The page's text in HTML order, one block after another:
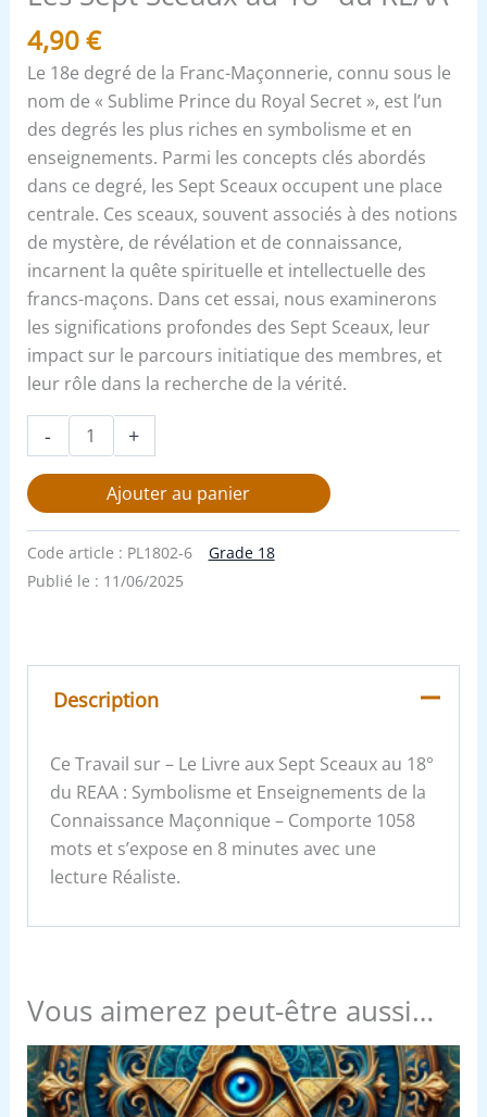
4,90€
Le 18e degré de la Franc-Maçonnerie, connu sous le
nom de « Sublime Prince du Royal Secret », est l’un
des degrés les plus riches en symbolisme et en
enseignements. Parmi les concepts clés abordés
dans ce degré, les Sept Sceaux occupent une place
centrale. Ces sceaux, souvent associés à des notions
de mystère, de révélation et de connaissance,
incarnent la quête spirituelle et intellectuelle des
francs-maçons. Dans cet essai, nous examinerons
les significations profondes des Sept Sceaux, leur
impact sur le parcours initiatique des membres, et
leur rôle dans la recherche de la vérité.
- +
Ajouter au panier
Code article : PL1802-6
Grade 18
Publié le : 11/06/2025
Description
Ce Travail sur – Le Livre aux Sept Sceaux au 18°
du REAA : Symbolisme et Enseignements de la
Connaissance Maçonnique – Comporte 1058
mots et s’expose en 8 minutes avec une
lecture Réaliste.
Vous aimerez peut-être aussi…